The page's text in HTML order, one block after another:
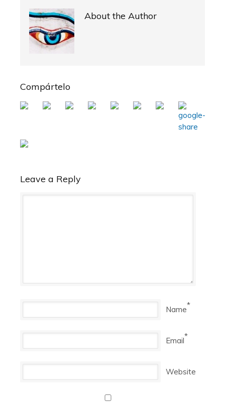
About the Author
Compártelo
Leave a Reply
Name*
Email*
Website